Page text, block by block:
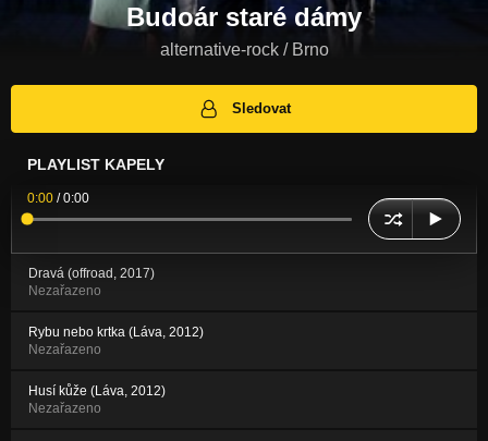
Budoár staré dámy
alternative-rock / Brno
Sledovat
PLAYLIST KAPELY
0:00 /0:00
Dravá (offroad, 2017)
Nezařazeno
Rybu nebo krtka (Láva, 2012)
Nezařazeno
Husí kůže (Láva, 2012)
Nezařazeno